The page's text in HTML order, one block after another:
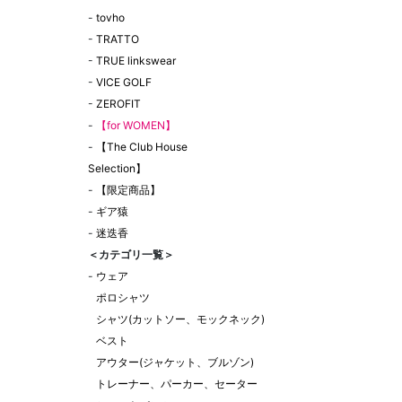
- tovho
- TRATTO
- TRUE linkswear
- VICE GOLF
- ZEROFIT
-
【for WOMEN】
-
【The Club House
Selection】
-
【限定商品】
- ギア猿
- 迷迭香
＜カテゴリ一覧＞
- ウェア
ポロシャツ
シャツ(カットソー、モックネック)
ベスト
アウター(ジャケット、ブルゾン)
トレーナー、パーカー、セーター